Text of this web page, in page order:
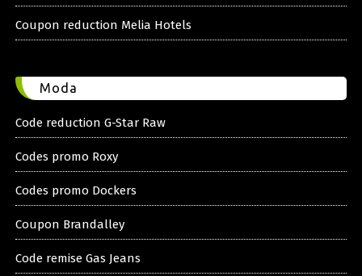
Coupon reduction Melia Hotels
Moda
Code reduction G-Star Raw
Codes promo Roxy
Codes promo Dockers
Coupon Brandalley
Code remise Gas Jeans